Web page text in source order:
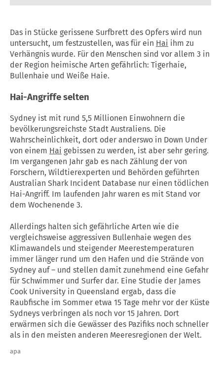
Das in Stücke gerissene Surfbrett des Opfers wird nun
untersucht, um festzustellen, was für ein Hai ihm zu
Verhängnis wurde. Für den Menschen sind vor allem 3 in
der Region heimische Arten gefährlich: Tigerhaie,
Bullenhaie und Weiße Haie.
Hai-Angriffe selten
Sydney ist mit rund 5,5 Millionen Einwohnern die
bevölkerungsreichste Stadt Australiens. Die
Wahrscheinlichkeit, dort oder anderswo in Down Under
von einem Hai gebissen zu werden, ist aber sehr gering.
Im vergangenen Jahr gab es nach Zählung der von
Forschern, Wildtierexperten und Behörden geführten
Australian Shark Incident Database nur einen tödlichen
Hai-Angriff. Im laufenden Jahr waren es mit Stand vor
dem Wochenende 3.
Allerdings halten sich gefährliche Arten wie die
vergleichsweise aggressiven Bullenhaie wegen des
Klimawandels und steigender Meerestemperaturen
immer länger rund um den Hafen und die Strände von
Sydney auf – und stellen damit zunehmend eine Gefahr
für Schwimmer und Surfer dar. Eine Studie der James
Cook University in Queensland ergab, dass die
Raubfische im Sommer etwa 15 Tage mehr vor der Küste
Sydneys verbringen als noch vor 15 Jahren. Dort
erwärmen sich die Gewässer des Pazifiks noch schneller
als in den meisten anderen Meeresregionen der Welt.
apa